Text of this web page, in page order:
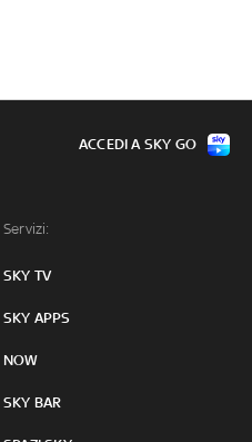
Servizi:
SKY TV
SKY APPS
NOW
SKY BAR
ACCEDI A SKY GO